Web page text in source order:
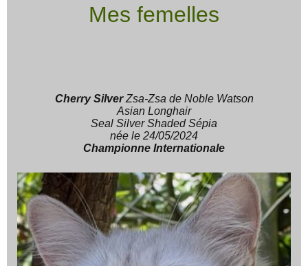
Mes femelles
Cherry Silver Zsa-Zsa de Noble Watson
Asian Longhair
Seal Silver Shaded Sépia
née le 24/05/2024
Championne Internationale